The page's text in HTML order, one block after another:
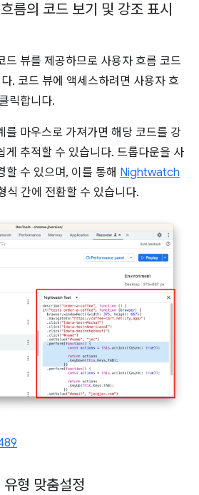
름의 코드 보기 및 강조 표시
드 뷰를 제공하므로 사용자 흐름 코드
. 코드 뷰에 액세스하려면 사용자 흐
릭합니다.
를 마우스로 가져가면 해당 코드를 강
게 추적할 수 있습니다. 드롭다운을 사
할 수 있으며, 이를 통해 Nightwatch
식 간에 전환할 수 있습니다.
형 맞춤설정